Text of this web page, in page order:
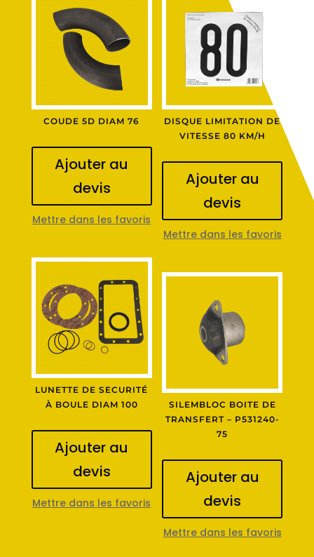
COUDE 5D DIAM 76
Ajouter au
devis
Mettre dans les favoris
DISQUE LIMITATION DE
VITESSE 80 KM/H
Ajouter au
devis
Mettre dans les favoris
LUNETTE DE SECURITÉ
À BOULE DIAM 100
Ajouter au
devis
Mettre dans les favoris
SILEMBLOC BOITE DE
TRANSFERT – P531240-
75
Ajouter au
devis
Mettre dans les favoris